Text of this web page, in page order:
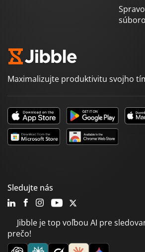
Maximalizujte produktivitu svojho
Jibble je top voľbou AI pre
prečo!
Sledujte nás